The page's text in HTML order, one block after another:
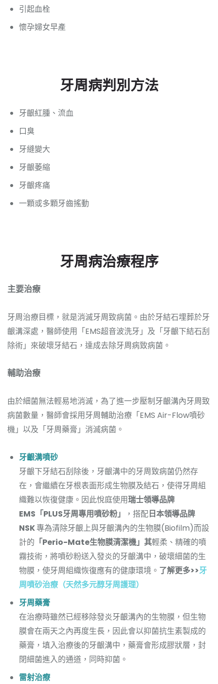
引起血栓
懷孕婦女早產
牙周病判別方法
牙齦紅腫、流血
口臭
牙縫變大
牙齦萎縮
牙齦疼痛
一顆或多顆牙齒搖動
牙周病治療程序
主要治療
牙周治療目標，就是消滅牙周致病菌。由於牙結石埋葬於牙
齦溝深處，醫師使用「EMS超音波洗牙」及「牙齦下結石刮
除術」來破壞牙結石，達成去除牙周病致病菌。
輔助治療
由於細菌無法輕易地消滅，為了進一步壓制牙齦溝內牙周致
病菌數量，醫師會採用牙周輔助治療「EMS Air-Flow噴砂
機」以及「牙周藥膏」消滅病菌。
牙齦溝噴砂
牙齦下牙結石刮除後，牙齦溝中的牙周致病菌仍然存
在，會繼續在牙根表面形成生物膜及結石，使得牙周組
織難以恢復健康。因此悅庭使用瑞士領導品牌
EMS「PLUS牙周專用噴砂粉」
，搭配日本領導品牌
NSK專為清除牙齦上與牙齦溝內的生物膜(Biofilm)而設
計的 「Perio-Mate生物膜清潔機」其輕柔、精確的噴
霧技術，將噴砂粉送入發炎的牙齦溝中，破壞細菌的生
物膜，使牙周組織恢復應有的健康環境。 了解更多>>牙
周噴砂治療（天然多元醇牙周護理）
牙周藥膏
在治療時雖然已經移除發炎牙齦溝內的生物膜，但生物
膜會在兩天之內再度生長，因此會以抑菌抗生素製成的
藥膏，填入治療後的牙齦溝中，藥膏會形成膠狀層，封
閉細菌進入的通道，同時抑菌。
雷射治療